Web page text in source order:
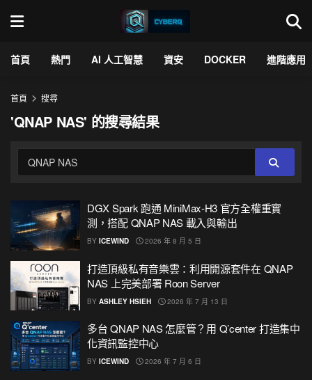
首頁 熱門 AI 人工智慧 資安 DOCKER 進階應用
首頁 搜尋
'QNAP NAS' 的搜尋結果
DGX Spark 跑通 MiniMax-H3 官方全權重實
測，搭配 QNAP NAS 載入與輸出
BY ICEWIND 2026 年 8 月 5 日
打造頂級私有音樂雲：利用開源套件在 QNAP
NAS 上完美部署 Roon Server
BY ASHLEY HSIEH 2026 年 7 月 13 日
多台 QNAP NAS 怎麼管？用 Q’center 打造集中
化資訊監控中心
BY ICEWIND 2026 年 7 月 6 日